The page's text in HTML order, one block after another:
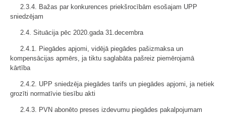
2.3.4. Bažas par konkurences priekšrocībām esošajam UPP
sniedzējam
2.4. Situācija pēc 2020.gada 31.decembra
2.4.1. Piegādes apjomi, vidējā piegādes pašizmaksa un
kompensācijas apmērs, ja tiktu saglabāta pašreiz piemērojamā
kārtība
2.4.2. UPP sniedzēja piegādes tarifs un piegādes apjomi, ja netiek
grozīti normatīvie tiesību akti
2.4.3. PVN abonēto preses izdevumu piegādes pakalpojumam